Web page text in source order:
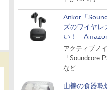
Anker「
ズのワイヤレ
い！ Amazon
マーSALE
アクティブノ
「Soundcore
など
山善の食器乾